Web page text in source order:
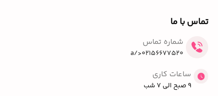
تماس با ما
شماره تماس
02156677520</a
ساعات کاری
9 صبح الی 7 شب